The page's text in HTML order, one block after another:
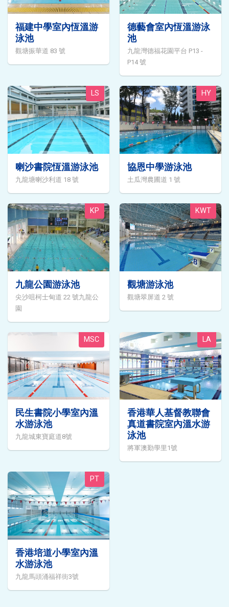
福建中學室內恆溫游
泳池
觀塘振華道 83 號
德藝會室內恆溫游泳
池
九龍灣德福花園平台 P13 -
P14 號
LS
喇沙書院恆溫游泳池
九龍塘喇沙利道 18 號
HY
協恩中學游泳池
土瓜灣農圃道 1 號
KP
九龍公園游泳池
尖沙咀柯士甸道 22 號九龍公
園
KWT
觀塘游泳池
觀塘翠屏道 2 號
MSC
民生書院小學室內溫
水游泳池
九龍城東寶庭道8號
LA
香港華人基督教聯會
真道書院室內溫水游
泳池
將軍澳勤學里1號
PT
香港培道小學室內溫
水游泳池
九龍馬頭涌福祥街3號